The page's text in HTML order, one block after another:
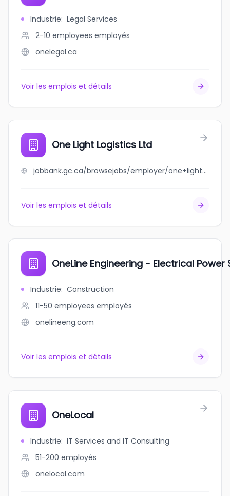
Industrie: Legal Services
2-10 employees employés
onelegal.ca
Voir les emplois et détails
One Light Logistics Ltd
jobbank.gc.ca/browsejobs/employer/one+light+logistics+ltd/ca
Voir les emplois et détails
OneLine Engineering - Electrical Power
Industrie: Construction
11-50 employees employés
onelineeng.com
Voir les emplois et détails
OneLocal
Industrie: IT Services and IT Consulting
51-200 employés
onelocal.com